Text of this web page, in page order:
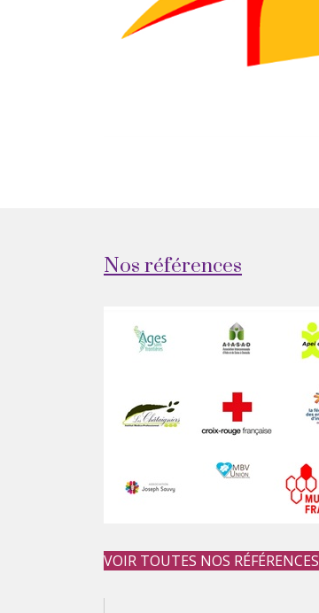
Nos références
VOIR TOUTES NOS RÉFÉRENCES